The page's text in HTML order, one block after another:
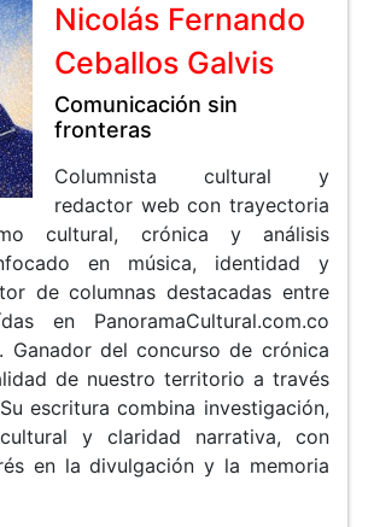
Nicolás Fernando
Ceballos Galvis
Comunicación sin
fronteras
Columnista cultural y
redactor web con trayectoria
cultural, crónica y análisis
en música, identidad y
de columnas destacadas entre
en PanoramaCultural.com.co
Ganador del concurso de crónica
de nuestro territorio a través
escritura combina investigación,
y claridad narrativa, con
en la divulgación y la memoria